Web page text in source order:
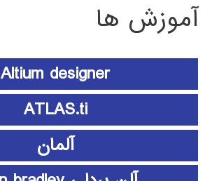
آموزش ها
Altium designer
ATLAS.ti
آلمان